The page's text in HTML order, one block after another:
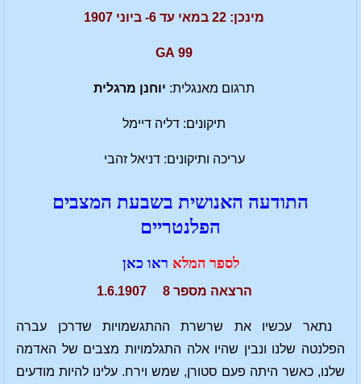
מינכן: 22 במאי עד 6- ביוני 1907
99 GA
תרגום מאנגלית: יוחנן מרגלית
תיקונים: דליה דיימל
עריכה ותיקונים: דניאל זהבי
התודעה האנושית בשבעת המצבים
הפלנטריים
לספר המלא ראו כאן
הרצאה מספר 8 1.6.1907
נתאר עכשיו את שרשרת ההתגשמויות שדרכן עברה
הפלנטה שלנו ונבין שהיו אלה התגלמויות מצבים של האדמה
שלנו, כאשר היתה פעם סטורן, שמש וירח. עלינו להיות מודעים